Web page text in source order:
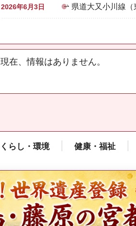
2026年6月3日 県道大又小川線
現在、情報はありません。
くらし・環境 健康・福祉
県